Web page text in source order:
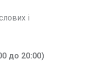
і
до 20:00)